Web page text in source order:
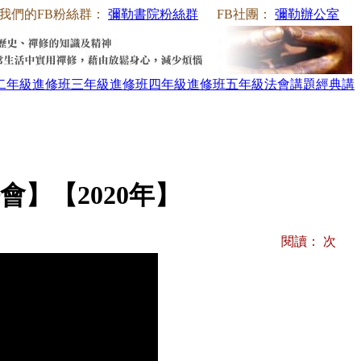
們的FB粉絲群： 彌勒書院粉絲群 FB社團： 彌勒辦公室
年級進修班三年級進修班四年級進修班五年級法會講題經典講
】【2020年】
閱讀： 次